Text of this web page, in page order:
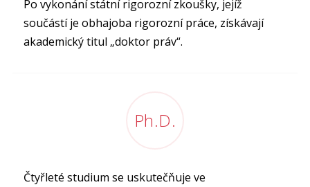
Po vykonání státní rigorozní zkoušky, jejíž
součástí je obhajoba rigorozní práce, získávají
akademický titul „doktor práv“.
Ph.D.
Čtyřleté studium se uskutečňuje ve